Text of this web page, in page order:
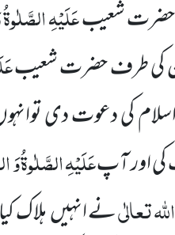
حضرت شعیبعَلَیْہِالصَّلٰوۃُ
کی طرف حضرت شعیب
کی دعوت دی
اور آپعَلَیْہِالصَّلٰوۃُوَ
اللہتعالٰینے انہیں ہلاک